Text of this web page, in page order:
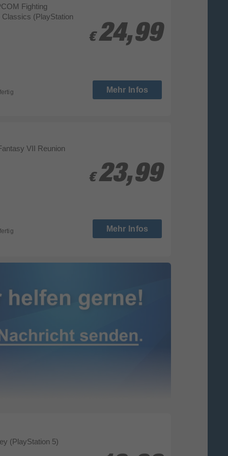
€ 24,99
€ 24,99
Fighting
Classics (PlayStation
Mehr Infos
€ 23,99
€ 23,99
VII Reunion
Mehr Infos
(PlayStation 5)